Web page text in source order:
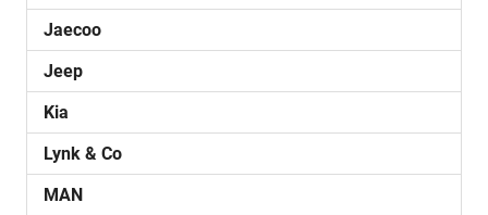
Jaecoo
Jeep
Kia
Lynk & Co
MAN